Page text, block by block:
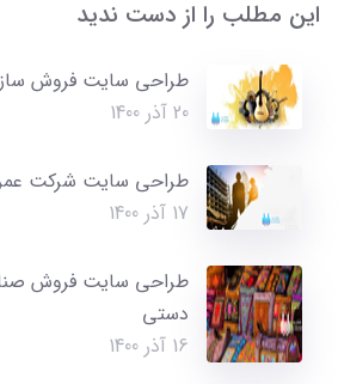
این مطلب را از دست ندید
طراحی سایت فروش ساز
20 آذر 1400
طراحی سایت شرکت
17 آذر 1400
طراحی سایت فروش
دستی
16 آذر 1400